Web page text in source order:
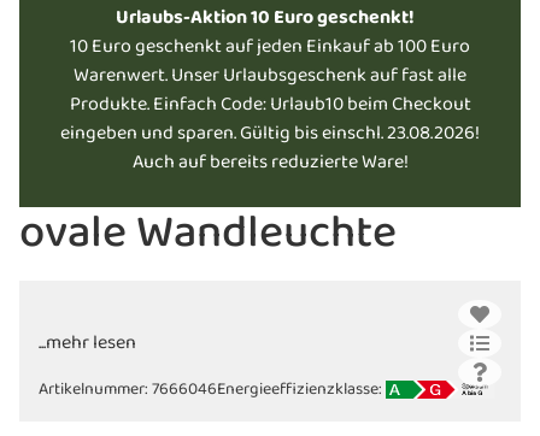
Urlaubs-Aktion 10 Euro geschenkt!
10 Euro geschenkt auf jeden Einkauf ab 100 Euro
Warenwert. Unser Urlaubsgeschenk auf fast alle
Produkte. Einfach Code: Urlaub10 beim Checkout
eingeben und sparen. Gültig bis einschl. 23.08.2026!
Auch auf bereits reduzierte Ware!
ovale Wandleuchte
...mehr lesen
Artikelnummer:7666046Energieeffizienzklasse: